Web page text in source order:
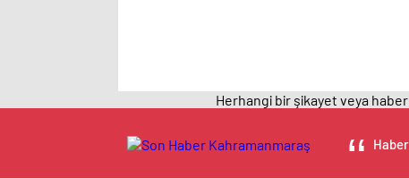
Herhangi bir şikayet veya